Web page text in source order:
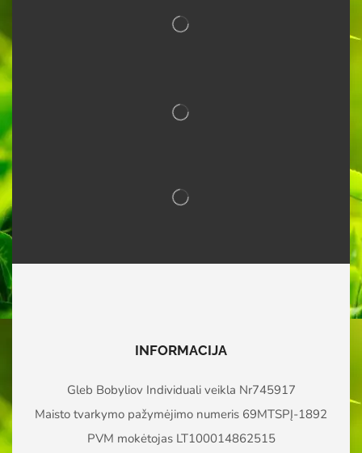
INFORMACIJA
Gleb Bobyliov Individuali veikla Nr745917
Maisto tvarkymo pažymėjimo numeris 69MTSPĮ-1892
PVM mokėtojas LT100014862515